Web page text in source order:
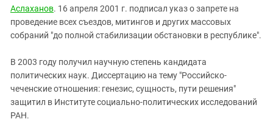
Аслаханов. 16 апреля 2001 г. подписал указ о запрете на
проведение всех съездов, митингов и других массовых
собраний "до полной стабилизации обстановки в республике".
В 2003 году получил научную степень кандидата
политических наук. Диссертацию на тему "Российско-
чеченские отношения: генезис, сущность, пути решения"
защитил в Институте социально-политических исследований
РАН.